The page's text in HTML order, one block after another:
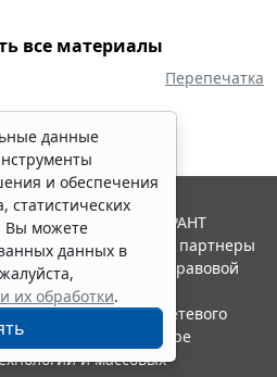
все материалы
Перепечатка
данные
и обеспечения
статистических
Вы можете
данных в
их обработки.
2026. Система ГАРАНТ
"Гарант" и ее партнеры
ассоциации правовой
в качестве сетевого
по надзору в сфере
и массовых